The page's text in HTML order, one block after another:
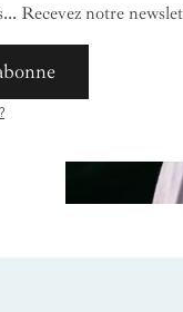
Recevez notre